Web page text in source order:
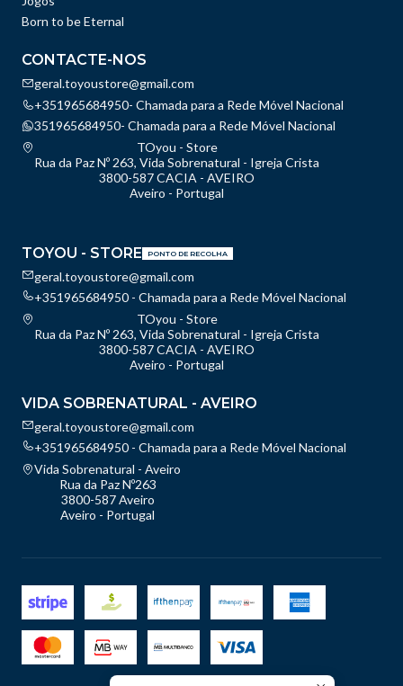
Born to be Eternal
CONTACTE-NOS
geral.toyoustore@gmail.com
+351965684950- Chamada para a Rede Móvel Nacional
351965684950- Chamada para a Rede Móvel Nacional
TOyou - Store
Rua da Paz Nº 263, Vida Sobrenatural - Igreja Crista
3800-587 CACIA - AVEIRO
Aveiro - Portugal
TOYOU - STORE PONTO DE RECOLHA
geral.toyoustore@gmail.com
+351965684950 - Chamada para a Rede Móvel Nacional
TOyou - Store
Rua da Paz Nº 263, Vida Sobrenatural - Igreja Crista
3800-587 CACIA - AVEIRO
Aveiro - Portugal
VIDA SOBRENATURAL - AVEIRO
geral.toyoustore@gmail.com
+351965684950 - Chamada para a Rede Móvel Nacional
Vida Sobrenatural - Aveiro
Rua da Paz Nº263
3800-587 Aveiro
Aveiro - Portugal